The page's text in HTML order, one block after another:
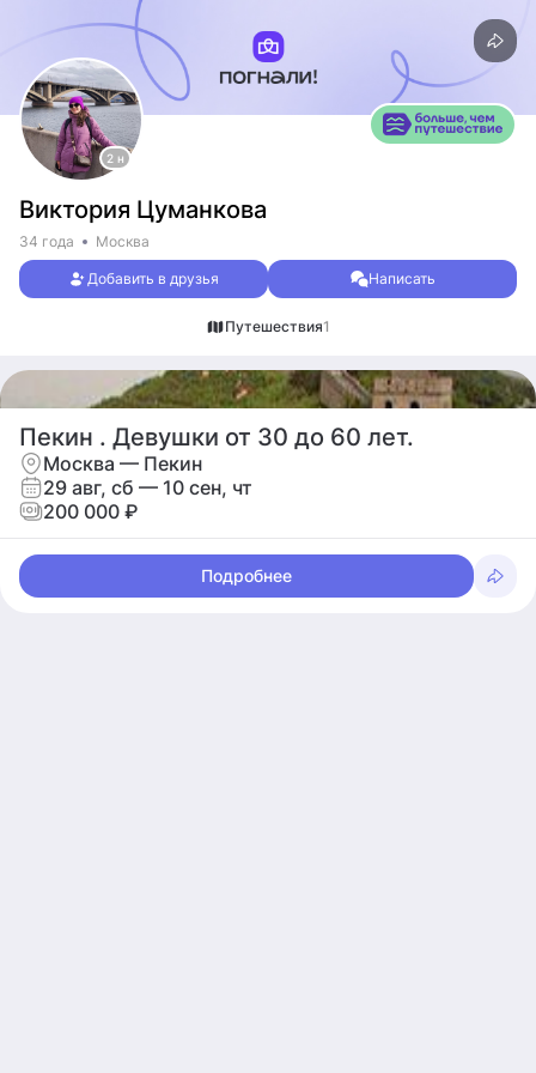
2 н
Виктория Цуманкова
34 года Москва
Добавить в друзья Написать
Путешествия1
Пекин . Девушки от 30 до 60 лет.
Москва — Пекин
29 авг, сб — 10 сен, чт
200 000 ₽
Подробнее